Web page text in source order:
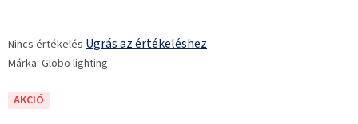
termék
átlagos
5-
Nincs értékelés Ugrás az értékeléshez
Márka: Globo lighting
AKCIÓ